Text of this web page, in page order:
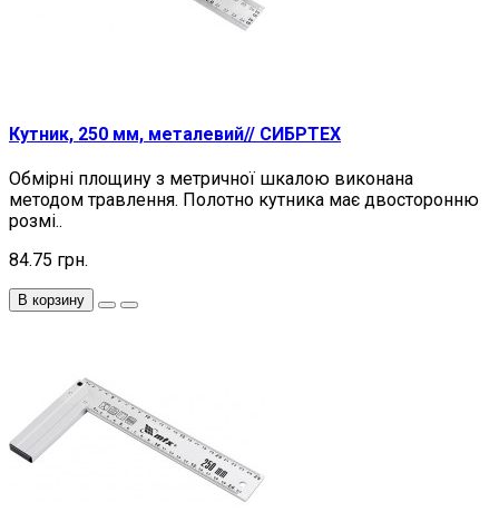
Кутник, 250 мм, металевий// СИБРТЕХ
Обмірні площину з метричної шкалою виконана
методом травлення. Полотно кутника має двосторонню
розмі..
84.75 грн.
В корзину